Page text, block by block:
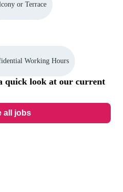
or Terrace
Working Hours
quick look at our current
See all jobs